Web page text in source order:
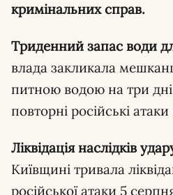
кримінальних справ.
Триденний запас води
влада закликала
питною водою на три
повторні російські
Ліквідація наслідків
Київщині тривала
російської атаки 5